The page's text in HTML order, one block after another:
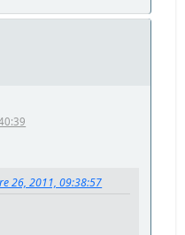
26, 2011, 09:38:57